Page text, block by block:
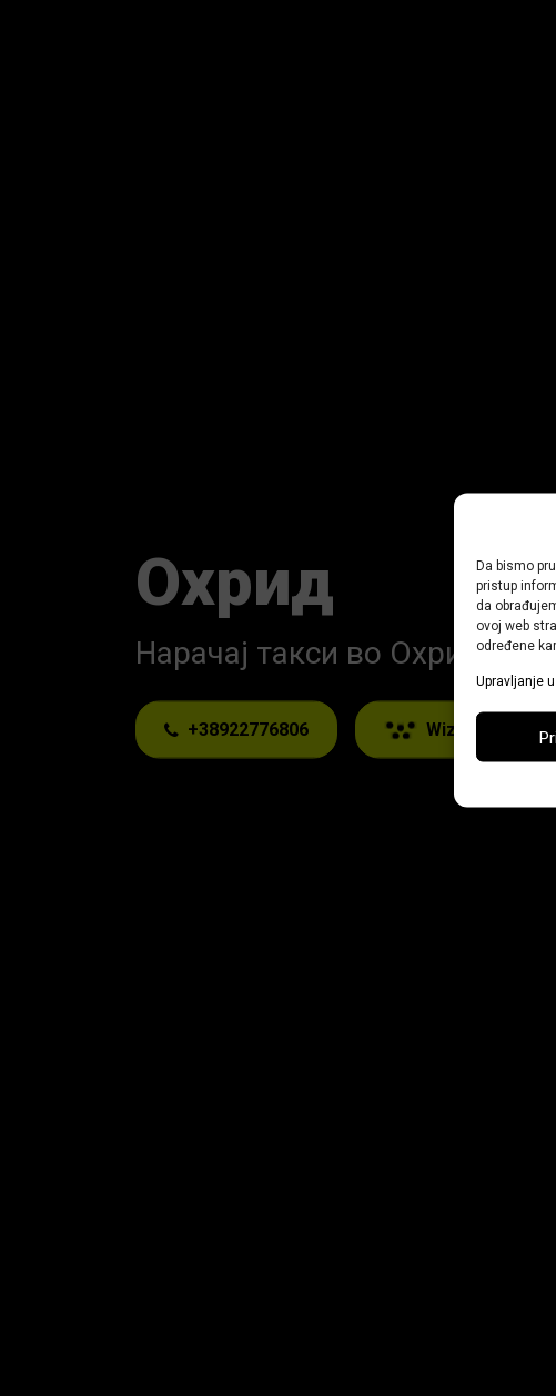
Da bismo
pristup
da
ovoj web
određene
Upravljanje
Охрид
Нарачај такси во Охрид
+38922776806 Wizi